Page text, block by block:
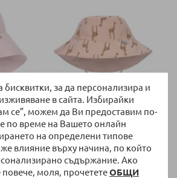
бисквитки, за да персонализира и
в сайта. Избирайки
се”, можем да Ви предоставим по-
по време на Вашето онлайн
на определени типове
влияние върху начина, по който
съдържание. Ако
повече, моля, прочететеОБЩИ
НАЛИЧНО
шапка Lassig Splash & Fun, 3-36
месеца
15,80 €/30,90 лв.